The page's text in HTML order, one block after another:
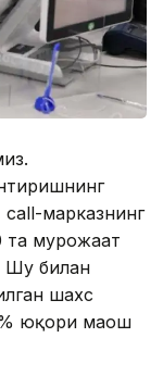
марказнинг
та мурожаат
Шу билан
шахс
юқори маош